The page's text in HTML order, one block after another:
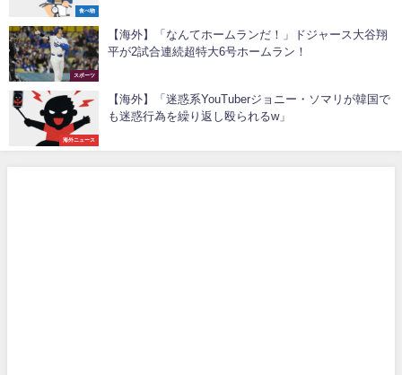
食べ物
スポーツ
【海外】「なんてホームランだ！」ドジャース大谷翔
平が2試合連続超特大6号ホームラン！
海外ニュース
【海外】「迷惑系YouTuberジョニー・ソマリが韓国で
も迷惑行為を繰り返し殴られるw」